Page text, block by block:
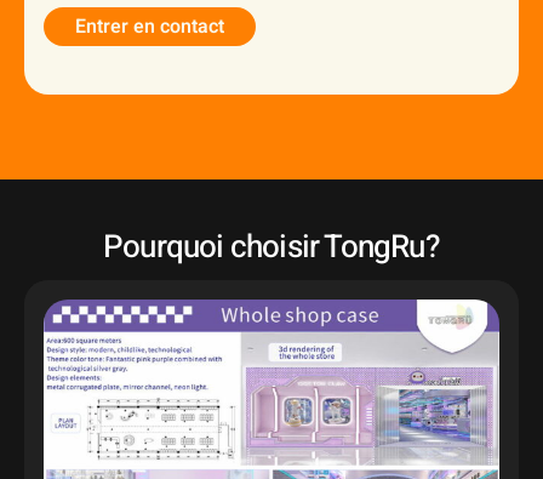
Entrer en contact
Pourquoi choisir TongRu?